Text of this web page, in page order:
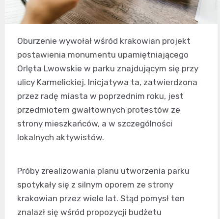
Oburzenie wywołał wśród krakowian projekt
postawienia monumentu upamiętniającego
Orlęta Lwowskie w parku znajdującym się przy
ulicy Karmelickiej. Inicjatywa ta, zatwierdzona
przez radę miasta w poprzednim roku, jest
przedmiotem gwałtownych protestów ze
strony mieszkańców, a w szczególności
lokalnych aktywistów.
Próby zrealizowania planu utworzenia parku
spotykały się z silnym oporem ze strony
krakowian przez wiele lat. Stąd pomysł ten
znalazł się wśród propozycji budżetu